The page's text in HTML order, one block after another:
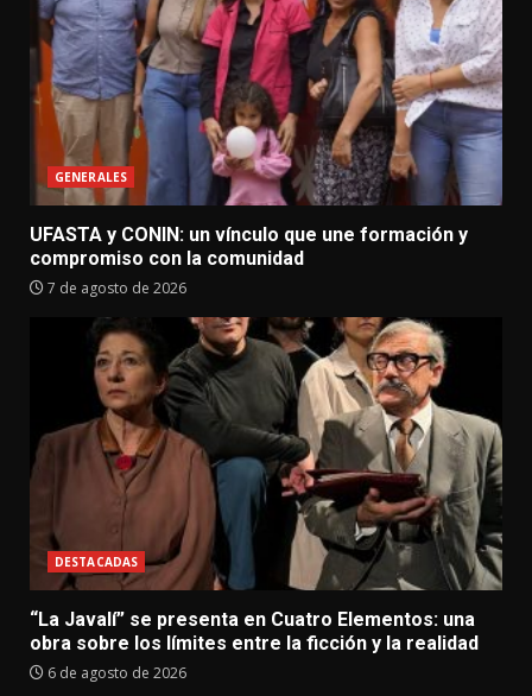
GENERALES
UFASTA y CONIN: un vínculo que une formación y
compromiso con la comunidad
7 de agosto de 2026
DESTACADAS
“La Javalí” se presenta en Cuatro Elementos: una
obra sobre los límites entre la ficción y la realidad
6 de agosto de 2026